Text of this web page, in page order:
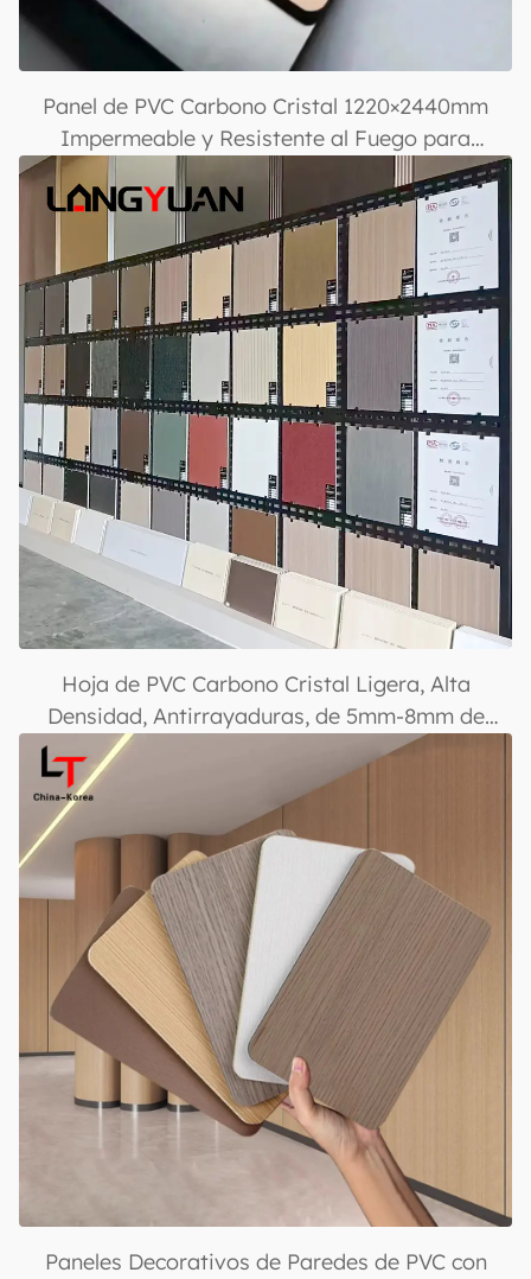
Panel de PVC Carbono Cristal 1220×2440mm
Impermeable y Resistente al Fuego para
Revestimiento Decorativo de Paredes Interiores
y Exteriores con Recubrimiento UV
Hoja de PVC Carbono Cristal Ligera, Alta
Densidad, Antirrayaduras, de 5mm-8mm de
Grosor para Decoración de Baños en Hoteles
Comerciales, Resistente al Fuego, Panel de Pared
Duradero Clase B1
Paneles Decorativos de Paredes de PVC con